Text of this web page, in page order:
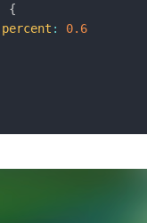
{
percent :
0.6